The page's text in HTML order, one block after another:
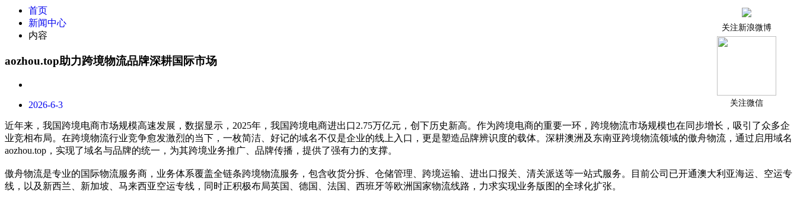
关注新浪微博
关注微信
首页
新闻中心
内容
aozhou.top助力跨境物流品牌深耕国际市场
2026-6-3
近年来，我国跨境电商市场规模高速发展，数据显示，2025年，我国跨境电商进出口2.75万亿元，创下历史新高。作为跨境电商的重要一环，跨境物流市场规模也在同步增长，吸引了众多企
业竞相布局。在跨境物流行业竞争愈发激烈的当下，一枚简洁、好记的域名不仅是企业的线上入口，更是塑造品牌辨识度的载体。深耕澳洲及东南亚跨境物流领域的傲舟物流，通过启用域名
aozhou.top，实现了域名与品牌的统一，为其跨境业务推广、品牌传播，提供了强有力的支撑。
傲舟物流是专业的国际物流服务商，业务体系覆盖全链条跨境物流服务，包含收货分拆、仓储管理、跨境运输、进出口报关、清关派送等一站式服务。目前公司已开通澳大利亚海运、空运专
线，以及新西兰、新加坡、马来西亚空运专线，同时正积极布局英国、德国、法国、西班牙等欧洲国家物流线路，力求实现业务版图的全球化扩张。